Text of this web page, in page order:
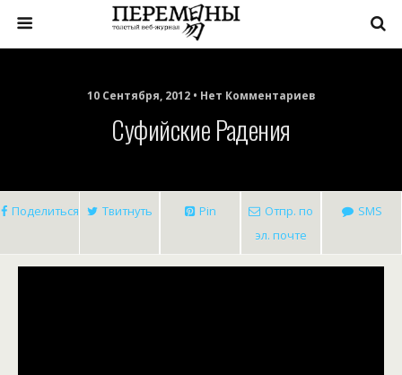
10 Сентября, 2012 • Нет Комментариев
Суфийские Радения
Поделиться Твитнуть Pin
Отпр. по
эл. почте
SMS